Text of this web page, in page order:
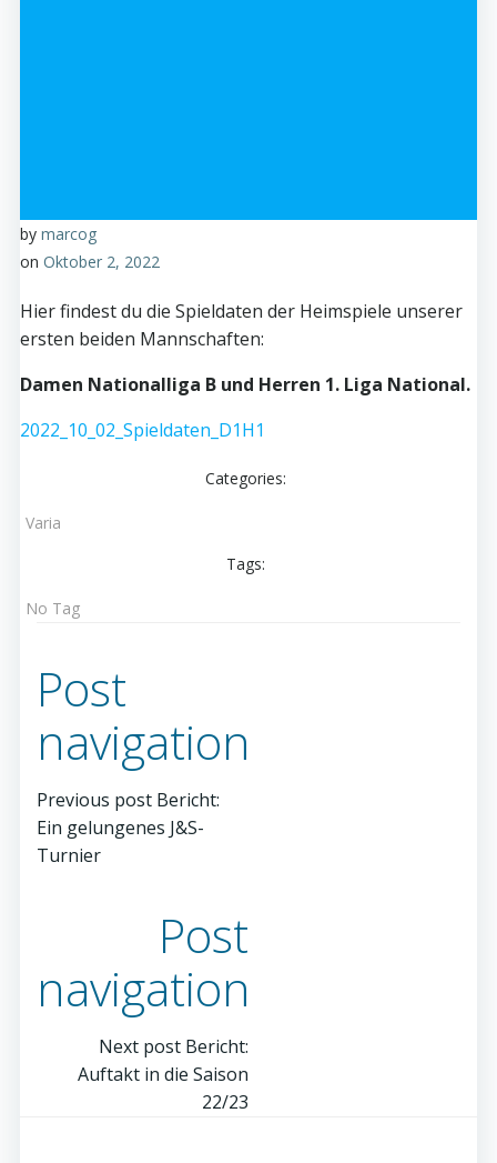
by marcog
on Oktober 2, 2022
Hier findest du die Spieldaten der Heimspiele unserer
ersten beiden Mannschaften:
Damen Nationalliga B und Herren 1. Liga National.
2022_10_02_Spieldaten_D1H1
Categories:
Varia
Tags:
No Tag
Post
navigation
Previous post Bericht:
Ein gelungenes J&S-
Turnier
Post
navigation
Next post Bericht:
Auftakt in die Saison
22/23